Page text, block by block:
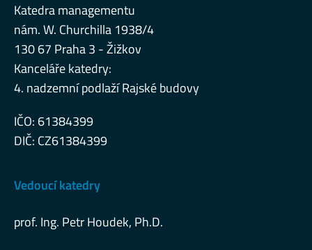
Katedra managementu
nám. W. Churchilla 1938/4
130 67 Praha 3 - Žižkov
Kanceláře katedry:
4. nadzemní podlaží Rajské budovy
IČO: 61384399
DIČ: CZ61384399
Vedoucí katedry
prof. Ing. Petr Houdek, Ph.D.